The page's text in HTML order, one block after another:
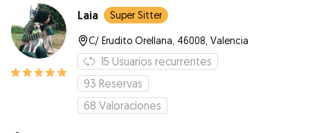
Laia Super Sitter
C/ Erudito Orellana, 46008, Valencia
15 Usuarios recurrentes
93 Reservas
68 Valoraciones